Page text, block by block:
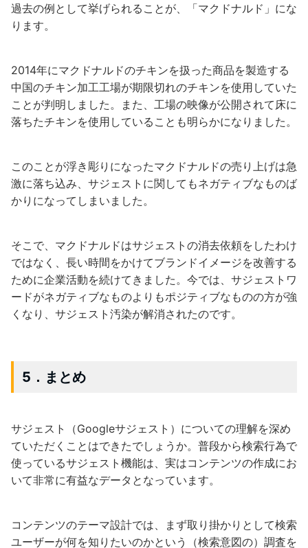
過去の例として挙げられることが、「マクドナルド」にな
ります。
2014年にマクドナルドのチキンを扱った商品を製造する
中国のチキン加工工場が期限切れのチキンを使用していた
ことが判明しました。また、工場の映像が公開されて床に
落ちたチキンを使用していることも明らかになりました。
このことが浮き彫りになったマクドナルドの売り上げは急
激に落ち込み、サジェストに関してもネガティブなものば
かりになってしまいました。
そこで、マクドナルドはサジェストの消去依頼をしたわけ
ではなく、長い時間をかけてブランドイメージを改善する
ために企業活動を続けてきました。今では、サジェストワ
ードがネガティブなものよりもポジティブなものの方が強
くなり、サジェスト汚染が解消されたのです。
5．まとめ
サジェスト（Googleサジェスト）についての理解を深め
ていただくことはできたでしょうか。普段から検索行為で
使っているサジェスト機能は、実はコンテンツの作成にお
いて非常に有益なデータとなっています。
コンテンツのテーマ設計では、まず取り掛かりとして検索
ユーザーが何を知りたいのかという（検索意図の）調査を